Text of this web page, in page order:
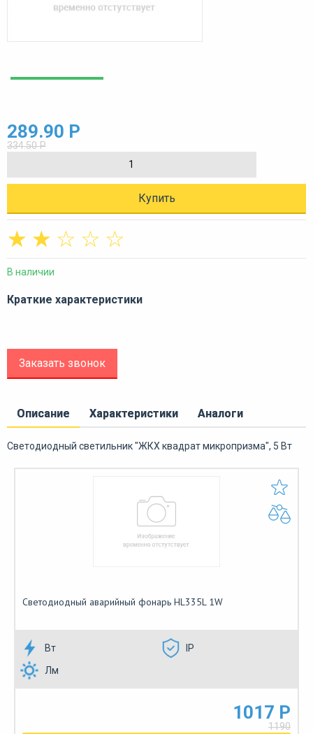
289.90 Р
334.50 Р
Купить
☆
☆
☆
☆
☆
В наличии
Краткие характеристики
Заказать звонок
Описание Характеристики Аналоги
Светодиодный светильник "ЖКХ квадрат микропризма", 5 Вт
Светодиодный аварийный фонарь HL335L 1W
Вт
IP
Лм
1017 Р
1190